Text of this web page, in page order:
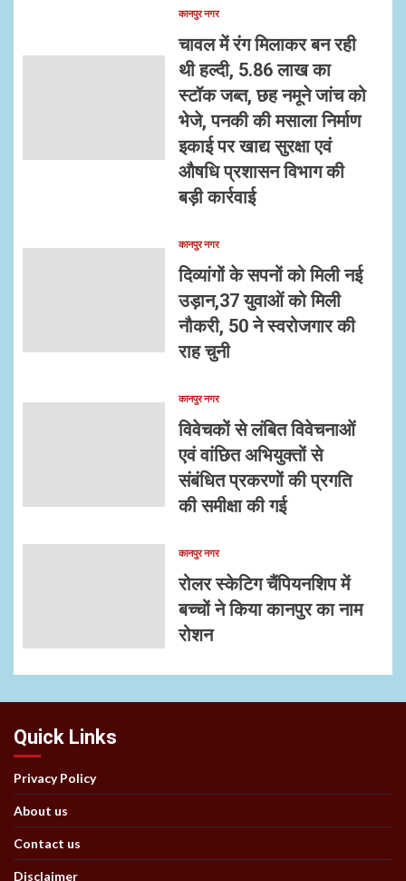
कानपुर नगर
चावल में रंग मिलाकर बन रही
थी हल्दी, 5.86 लाख का
स्टॉक जब्त, छह नमूने जांच को
भेजे, पनकी की मसाला निर्माण
इकाई पर खाद्य सुरक्षा एवं
औषधि प्रशासन विभाग की
बड़ी कार्रवाई
कानपुर नगर
दिव्यांगों के सपनों को मिली नई
उड़ान,37 युवाओं को मिली
नौकरी, 50 ने स्वरोजगार की
राह चुनी
कानपुर नगर
विवेचकों से लंबित विवेचनाओं
एवं वांछित अभियुक्तों से
संबंधित प्रकरणों की प्रगति
की समीक्षा की गई
कानपुर नगर
रोलर स्केटिग चैंपियनशिप में
बच्चों ने किया कानपुर का नाम
रोशन
Quick Links
Privacy Policy
About us
Contact us
Disclaimer